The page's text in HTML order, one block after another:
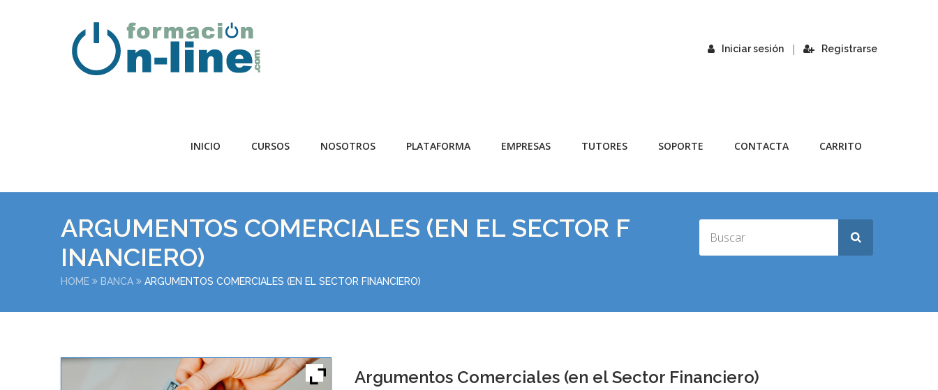
Iniciar sesión | Registrarse
INICIO CURSOS NOSOTROS PLATAFORMA EMPRESAS TUTORES SOPORTE CONTACTA CARRITO
ARGUMENTOS COMERCIALES (EN EL SECTOR F
INANCIERO)
HOME BANCA ARGUMENTOS COMERCIALES (EN EL SECTOR FINANCIERO)
Argumentos Comerciales (en el Sector Financiero)